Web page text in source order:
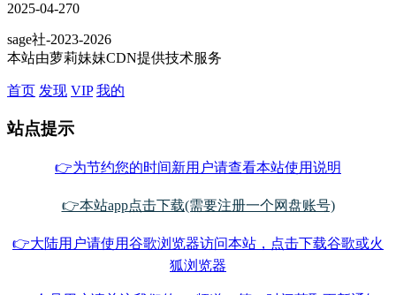
2025-04-270
sage社-2023-2026
本站由萝莉妹妹CDN提供技术服务
首页 发现 VIP 我的
站点提示
👉为节约您的时间新用户请查看本站使用说明
👉本站app点击下载(需要注册一个网盘账号)
👉大陆用户请使用谷歌浏览器访问本站，点击下载谷歌或火
狐浏览器